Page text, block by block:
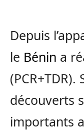
Depuis
le Bénin a
découverts
importants